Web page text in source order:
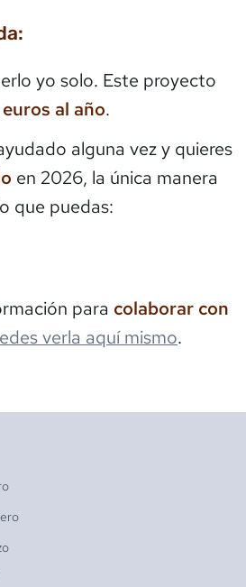
yo solo. Este proyecto
al año.
alguna vez y quieres
en 2026, la única manera
que puedas:
para colaborar con
verla aquí mismo.